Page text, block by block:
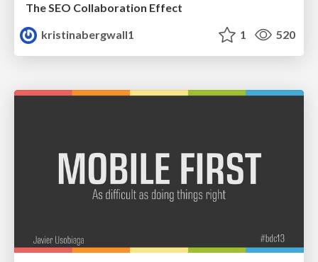
The SEO Collaboration Effect
kristinabergwall1
1 520